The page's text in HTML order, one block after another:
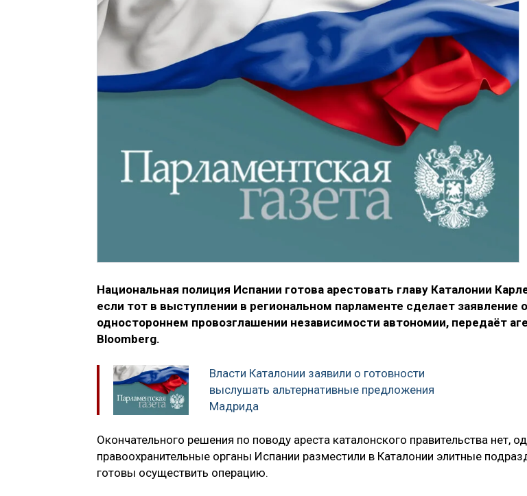
Национальная полиция Испании готова арестовать главу Каталонии
если тот в выступлении в региональном парламенте сделает заявление
одностороннем провозглашении независимости автономии, передаёт
Bloomberg.
Власти Каталонии заявили о готовности
выслушать альтернативные предложения
Мадрида
Окончательного решения по поводу ареста каталонского правительства нет,
правоохранительные органы Испании разместили в Каталонии элитные
готовы осуществить операцию.